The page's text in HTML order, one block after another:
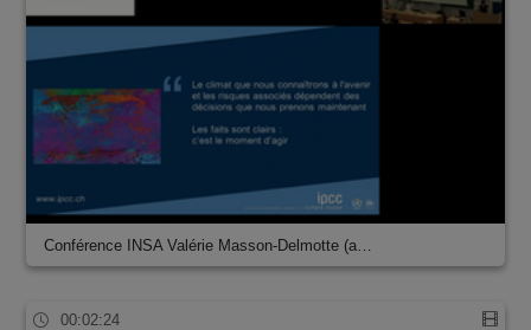
Conférence INSA Valérie Masson-Delmotte (a…
00:02:24